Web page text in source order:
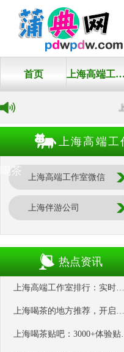
首页 上海高端工作室微信
上
上海高端工
喝茶
上海高端工作室微信
上海伴游公司
热点资讯
上海高端工作室排行：实时更新的嫩茶榜单，紧跟潮流不落伍
上海喝茶的地方推荐，开启妹子之旅
上海喝茶